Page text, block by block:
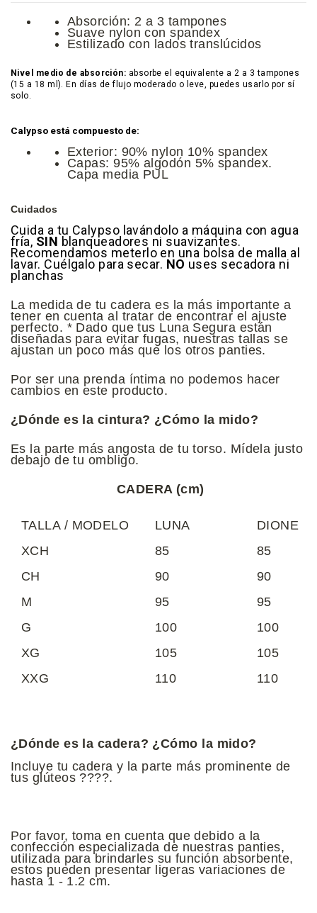
Absorción: 2 a 3 tampones
Suave nylon con spandex
Estilizado con lados translúcidos
Nivel medio de absorción: absorbe el equivalente a 2 a 3 tampones
(15 a 18 ml). En días de flujo moderado o leve, puedes usarlo por sí
solo.
Calypso está compuesto de:
Exterior: 90% nylon 10% spandex
Capas: 95% algodón 5% spandex.
Capa media PUL
Cuidados
Cuida a tu Calypso lavándolo a máquina con agua
fría, SIN blanqueadores ni suavizantes.
Recomendamos meterlo en una bolsa de malla al
lavar. Cuélgalo para secar. NO uses secadora ni
planchas
La medida de tu cadera es la más importante a
tener en cuenta al tratar de encontrar el ajuste
perfecto. * Dado que tus Luna Segura están
diseñadas para evitar fugas, nuestras tallas se
ajustan un poco más que los otros panties.
Por ser una prenda íntima no podemos hacer
cambios en este producto.
¿Dónde es la cintura? ¿Cómo la mido?
Es la parte más angosta de tu torso. Mídela justo
debajo de tu ombligo.
CADERA (cm)
TALLA / MODELO LUNA
DIONE
XCH
85
85
CH
90
90
M
95
95
G
100
100
XG
105
105
XXG
110 110
¿Dónde es la cadera? ¿Cómo la mido?
Incluye tu cadera y la parte más prominente de
tus glúteos ????.
Por favor, toma en cuenta que debido a la
confección especializada de nuestras panties,
utilizada para brindarles su función absorbente,
estos pueden presentar ligeras variaciones de
hasta 1 - 1.2 cm.